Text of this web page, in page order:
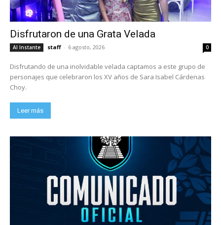
Disfrutaron de una Grata Velada
Al Instante staff - 6 agosto, 2026 0
Disfrutando de una inolvidable velada captamos a este grupo de
personajes que celebraron los XV años de Sara Isabel Cárdenas
Choy.
Leer más